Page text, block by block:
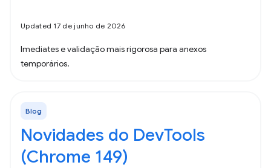
Updated 17 de junho de 2026
Imediates e validação mais rigorosa para anexos
temporários.
Blog
Novidades do DevTools
(Chrome 149)